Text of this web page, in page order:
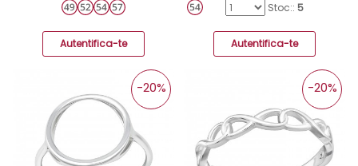
Autentifica-te
Stoc:: 5
Autentifica-te
-20% -20%